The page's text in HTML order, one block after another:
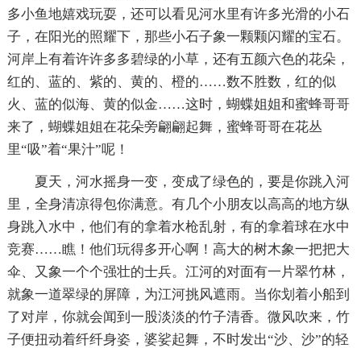
多小鱼地嬉戏玩耍，还可以看见河水里有许多光滑的小石
子，在阳光的照耀下，那些小石子象一颗颗闪耀的宝石。
河岸上有着许许多多碧绿的小草，还有五颜六色的花朵，
红的、蓝的、紫的、黄的、橙的……数不胜数，红的似
火、蓝的似海、黄的似金……这时，蝴蝶姐姐和蜜蜂哥哥
来了，蝴蝶姐姐在花朵旁翩翩起舞，蜜蜂哥哥在花丛
里“吸”着“果汁”呢！
夏天，河水摇身一变，变成了绿色的，要是你跳入河
里，全身清凉得包你满意。有几个小朋友以高高的地方纵
身跳入水中，他们有的拿着水枪乱射，有的拿着球在水中
竞赛……瞧！他们玩得多开心啊！高大的树木象一把把大
伞、又象一个个强壮的士兵。江河的对面有一片翠竹林，
就象一道翠绿的屏障，为江河挑风遮雨。当你划着小船到
了对岸，你就会闻到一股淡淡的竹子清香。微风吹来，竹
子便扭动着纤纤身姿，婆娑起舞，不时发出“沙、沙”的轻